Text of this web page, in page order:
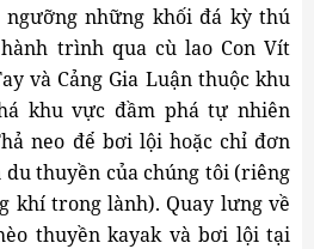
những khối đá kỳ thú
trình qua cù lao Con Vít
và Cảng Gia Luận thuộc khu
khu vực đầm phá tự nhiên
neo để bơi lội hoặc chỉ đơn
thuyền của chúng tôi (riêng
khí trong lành). Quay lưng về
thuyền kayak và bơi lội tại